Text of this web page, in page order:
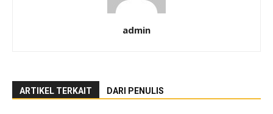
admin
ARTIKEL TERKAIT DARI PENULIS